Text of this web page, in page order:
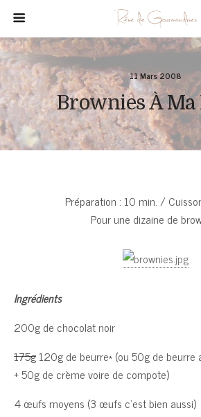
11 Mars 2008
Brownies À Ma
Préparation : 10 min. /
Pour une dizaine de
Ingrédients
200g de chocolat noir
175g120g de beurre* (ou 50g de beurre
+ 50g de crème voire de compote)
4 œufs moyens (3 œufs c’est bien aussi)